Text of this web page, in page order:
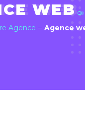
WEB
Agence Agence